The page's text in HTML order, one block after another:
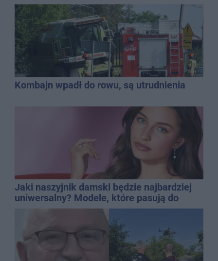
Kombajn wpadł do rowu, są utrudnienia
Jaki naszyjnik damski będzie najbardziej
uniwersalny? Modele, które pasują do
wielu stylizacji